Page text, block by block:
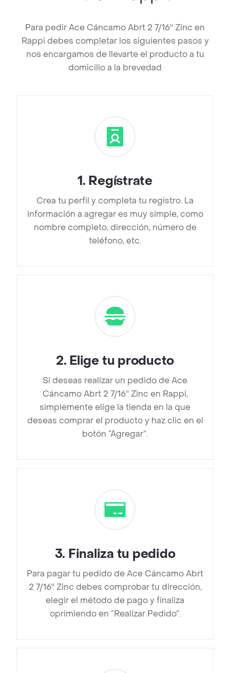
Para pedir Ace Cáncamo Abrt 2 7/16'' Zinc en
Rappi debes completar los siguientes pasos y
nos encargamos de llevarte el producto a tu
domicilio a la brevedad
1. Regístrate
Crea tu perfil y completa tu registro. La
información a agregar es muy simple, como
nombre completo, dirección, número de
teléfono, etc.
2. Elige tu producto
Si deseas realizar un pedido de Ace
Cáncamo Abrt 2 7/16'' Zinc en Rappi,
simplemente elige la tienda en la que
deseas comprar el producto y haz clic en el
botón “Agregar”.
3. Finaliza tu pedido
Para pagar tu pedido de Ace Cáncamo Abrt
2 7/16'' Zinc debes comprobar tu dirección,
elegir el método de pago y finaliza
oprimiendo en “Realizar Pedido”.